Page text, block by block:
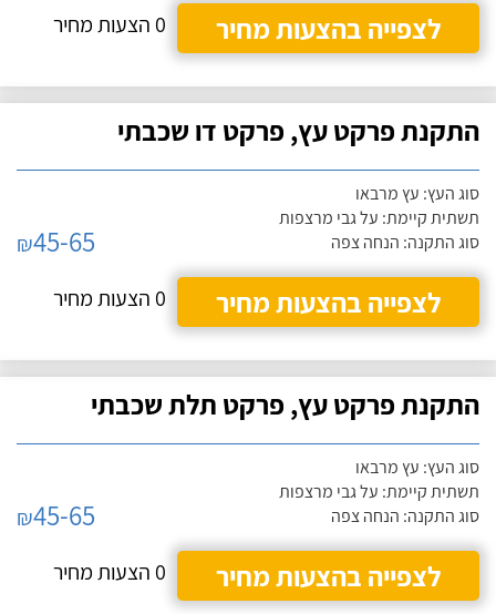
לצפייה בהצעות מחיר
0 הצעות מחיר
התקנת פרקט עץ, פרקט דו שכבתי
סוג העץ: עץ מרבאו
תשתית קיימת: על גבי מרצפות
סוג התקנה: הנחה צפה
₪45-65
לצפייה בהצעות מחיר
0 הצעות מחיר
התקנת פרקט עץ, פרקט תלת שכבתי
סוג העץ: עץ מרבאו
תשתית קיימת: על גבי מרצפות
סוג התקנה: הנחה צפה
₪45-65
לצפייה בהצעות מחיר
0 הצעות מחיר